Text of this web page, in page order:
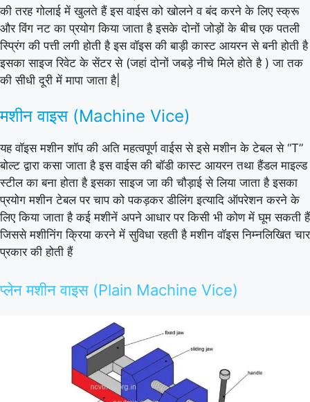
की तरह गोलाई में खुलते हैं इस वाईस को खोलने व बंद करने के लिए स्क्रू
और विंग नट का प्रयोग किया जाता है इसके दोनों जोड़ों के बीच एक पतली
स्प्रिंग की पत्ती लगी होती है इस वॉइस की बाड़ी कास्ट आयरन से बनी होती है
इसका साइज रिवेट के सेंटर से (जहां दोनों जबड़े नीचे मिले होते है ) जा तक
की सीधी दूरी में मापा जाता है|
मशीन वाइस (Machine Vice)
यह वॉइस मशीन शॉप की अति महत्वपूर्ण वाईस से इसे मशीन के टेबल से “T”
बोल्ट द्वारा कसा जाता है इस वाईस की बॉडी कास्ट आयरन तथा हैंडल माइल्ड
स्टील का बना होता है इसका साइज जा की चौड़ाई से लिया जाता है इसका
प्रयोग मशीन टेबल पर चाप को पकड़कर डीलिंग इत्यादि ऑपरेशन करने के
लिए किया जाता है कई मशीनें अपने आधार पर किसी भी कोण में घूम सकती हैं
जिससे मशीनिंग क्रिया करने में सुविधा रहती है मशीन वॉइस निम्नलिखित चार
प्रकार की होती हैं
प्लेन मशीन वाइस (Plain Machine Vice)